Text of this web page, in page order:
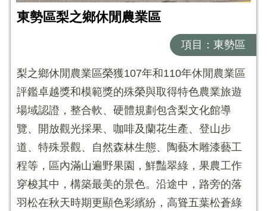
東勢區梨之鄉休閒農業區
項目：東勢區
梨之鄉休閒農業區榮獲107年和110年休閒農業區
評鑑卓越獎和模範獎的殊榮與取得特色農業旅遊
場域認證，整合軟、硬體規劃包含梨文化館導
覽、開放觀光採果、咖啡及蘭花生產、登山步
道、特殊景觀、自然森林生態、陶藝木雕漆藝工
程等，區內滿山遍野果園，鮮豔翠綠，果農工作
穿梭其中，構築最美的景色。沿途中，路旁的落
羽松在秋天時期更顯色彩繽紛，高聳五葉松蒼綠